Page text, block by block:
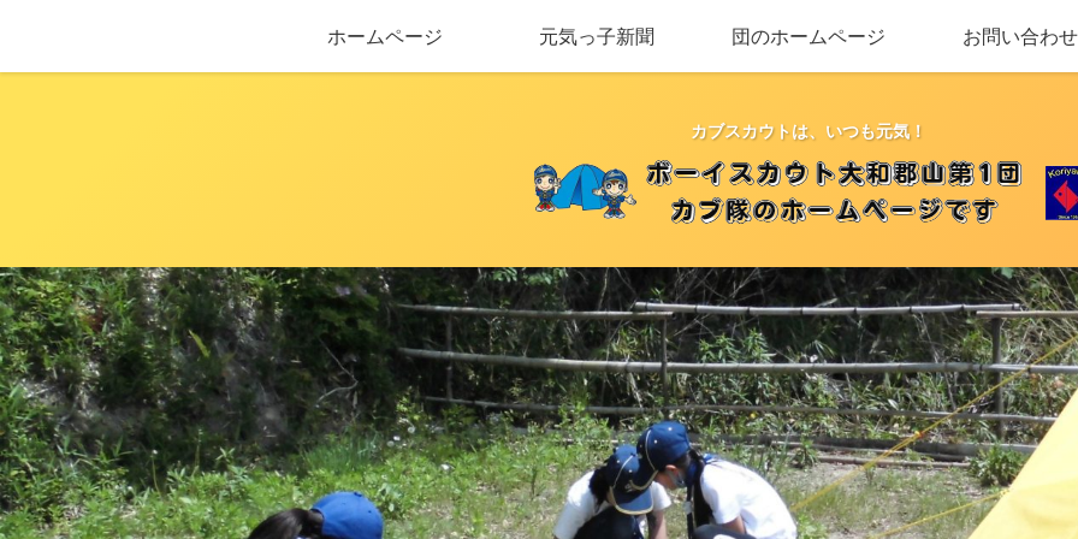
カブスカウトは、いつも元気！
ホームページ 元気っ子新聞 団のホームページ お問い合わせ